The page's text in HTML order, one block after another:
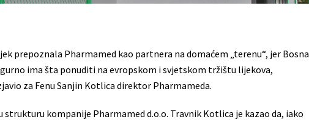
prepoznala Pharmamed kao partnera na domaćem „terenu“, jer Bosna
ima šta ponuditi na evropskom i svjetskom tržištu lijekova,
za Fenu Sanjin Kotlica direktor Pharmameda.
kompanije Pharmamed d.o.o. Travnik Kotlica je kazao da, iako